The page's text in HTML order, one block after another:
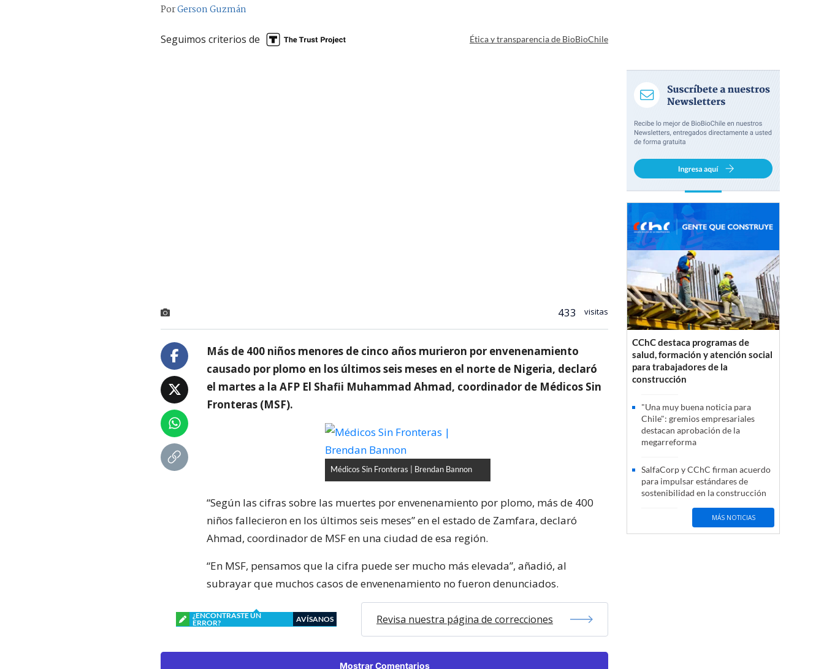
PorGerson Guzmán
Seguimos criterios de Ética y transparencia de BioBioChile
433 visitas
Más de 400 niños menores de cinco años murieron por envenenamiento
causado por plomo en los últimos seis meses en el norte de Nigeria, declaró
el martes a la AFP El Shafii Muhammad Ahmad, coordinador de Médicos Sin
Fronteras (MSF).
Médicos Sin Fronteras | Brendan Bannon
“Según las cifras sobre las muertes por envenenamiento por plomo, más de 400
niños fallecieron en los últimos seis meses” en el estado de Zamfara, declaró
Ahmad, coordinador de MSF en una ciudad de esa región.
“En MSF, pensamos que la cifra puede ser mucho más elevada”, añadió, al
subrayar que muchos casos de envenenamiento no fueron denunciados.
¿ENCONTRASTE UN
ERROR?
AVÍSANOS Revisa nuestra página de correcciones
Mostrar Comentarios
CChC destaca programas de
salud, formación y atención social
para trabajadores de la
construcción
"Una muy buena noticia para
Chile": gremios empresariales
destacan aprobación de la
megarreforma
SalfaCorp y CChC firman acuerdo
para impulsar estándares de
sostenibilidad en la construcción
MÁS NOTICIAS